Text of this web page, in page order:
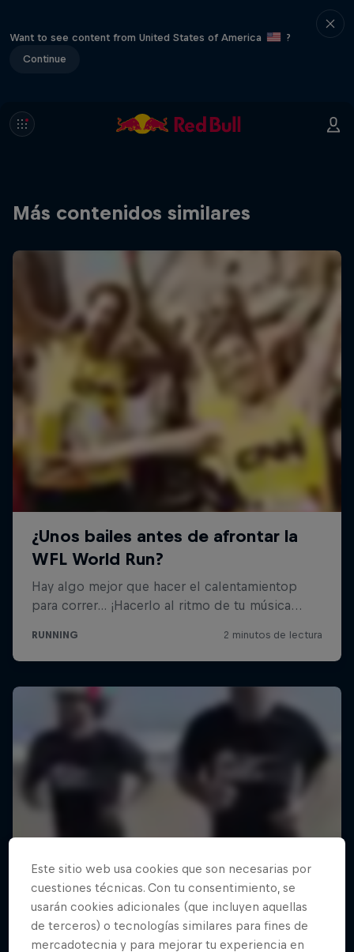
Want to see content from United States of America
?
Continue
Más contenidos similares
Este sitio web usa cookies que son necesarias por
cuestiones técnicas. Con tu consentimiento, se
usarán cookies adicionales (que incluyen aquellas
de terceros) o tecnologías similares para fines de
mercadotecnia y para mejorar tu experiencia en